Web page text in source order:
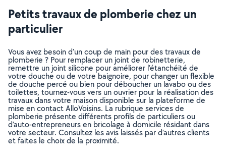
Petits travaux de plomberie chez un
particulier
Vous avez besoin d’un coup de main pour des travaux de
plomberie ? Pour remplacer un joint de robinetterie,
remettre un joint silicone pour améliorer l’étanchéité de
votre douche ou de votre baignoire, pour changer un flexible
de douche percé ou bien pour déboucher un lavabo ou des
toilettes, tournez-vous vers un ouvrier pour la réalisation des
travaux dans votre maison disponible sur la plateforme de
mise en contact AlloVoisins. La rubrique services de
plomberie présente différents profils de particuliers ou
d’auto-entrepreneurs en bricolage à domicile résidant dans
votre secteur. Consultez les avis laissés par d’autres clients
et faites le choix de la proximité.